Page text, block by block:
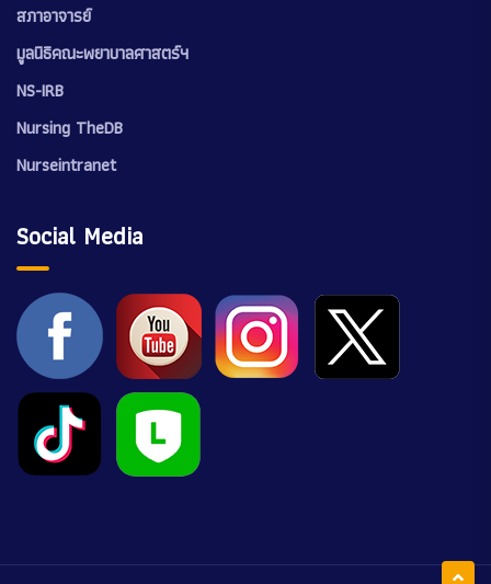
สภาอาจารย์
มูลนิธิคณะพยาบาลศาสตร์ฯ
NS-IRB
Nursing TheDB
Nurseintranet
Social Media